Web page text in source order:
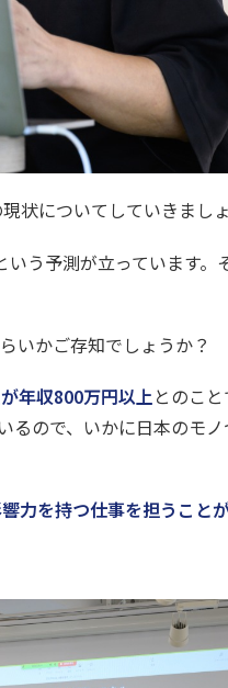
状についてしていきましょ
いう予測が立っています
いかご存知でしょうか？
年収800万円以上とのこ
るので、いかに日本のモ
力を持つ仕事を担うこと